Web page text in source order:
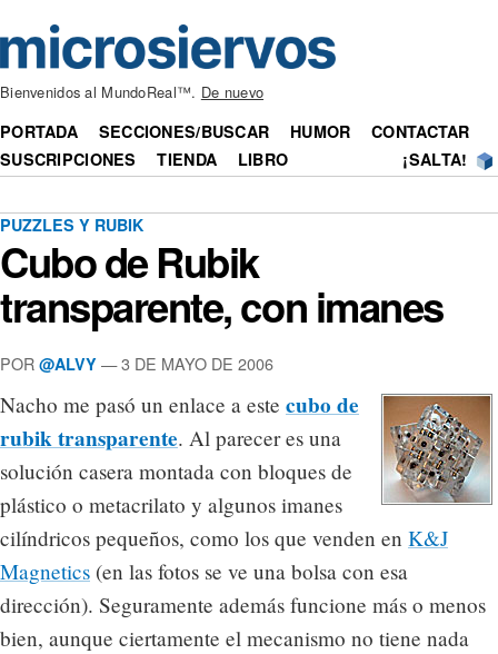
Bienvenidos al MundoReal™. De nuevo
PORTADA SECCIONES/BUSCAR HUMOR
CONTACTAR
SUSCRIPCIONES
TIENDA LIBRO ¡SALTA!
PUZZLES Y RUBIK
Cubo de Rubik
transparente, con imanes
POR @ALVY — 3 DE MAYO DE 2006
Nacho me pasó un enlace a este cubo de
rubik transparente. Al parecer es una
solución casera montada con bloques de
plástico o metacrilato y algunos imanes
cilíndricos pequeños, como los que venden en K&J
Magnetics (en las fotos se ve una bolsa con esa
dirección). Seguramente además funcione más o menos
bien, aunque ciertamente el mecanismo no tiene nada